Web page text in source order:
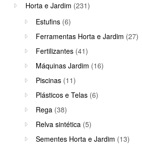
Horta e Jardim (231)
Estufins (6)
Ferramentas Horta e Jardim (27)
Fertilizantes (41)
Máquinas Jardim (16)
Piscinas (11)
Plásticos e Telas (6)
Rega (38)
Relva sintética (5)
Sementes Horta e Jardim (13)